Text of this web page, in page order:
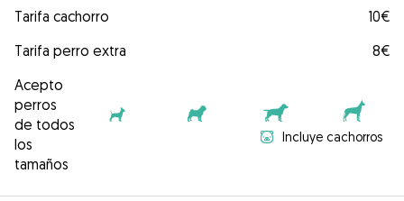
Tarifa cachorro
10€
Tarifa perro extra
8€
Acepto
perros
de todos
los
tamaños
Incluye cachorros